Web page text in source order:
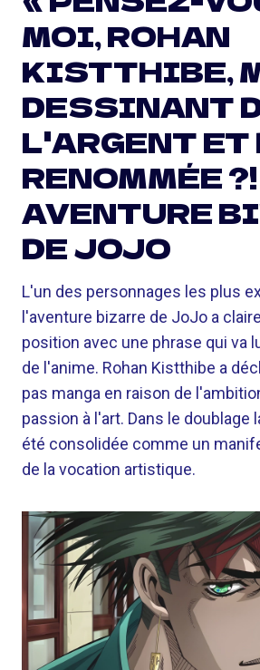
MOI, ROHAN
KISTTHIBE,
DESSINANT
L'ARGENT ET
RENOMMÉE ?!
AVENTURE
DE JOJO
L'un des personnages les plus
l'aventure bizarre de JoJo a
position avec une phrase qui va
de l'anime. Rohan Kistthibe a
pas manga en raison de
passion à l'art. Dans le doublage
été consolidée comme un
de la vocation artistique.